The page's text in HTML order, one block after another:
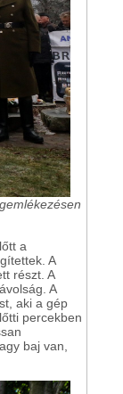
a
A
részt. A
A
aki a gép
percekben
baj van,